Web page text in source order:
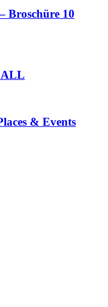
Broschüre 10
& Events